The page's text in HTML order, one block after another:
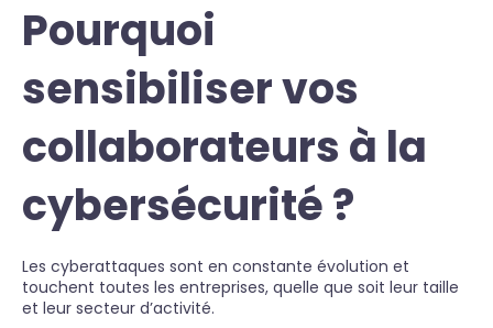
Pourquoi
sensibiliser vos
collaborateurs à la
cybersécurité ?
Les cyberattaques sont en constante évolution et
touchent toutes les entreprises, quelle que soit leur taille
et leur secteur d’activité.